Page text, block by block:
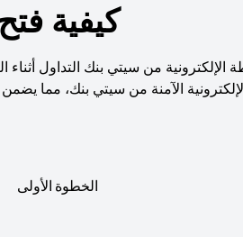
كيفية
الإلكترونية من سيتي بنك التداول
الآمنة من سيتي بنك، مما
الخطوة الأولى